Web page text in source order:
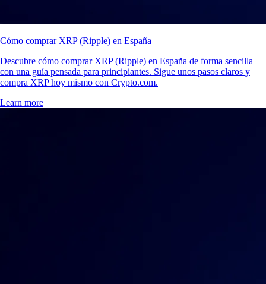
Cómo comprar XRP (Ripple) en España
Descubre cómo comprar XRP (Ripple) en España de forma sencilla
con una guía pensada para principiantes. Sigue unos pasos claros y
compra XRP hoy mismo con Crypto.com.
Learn more